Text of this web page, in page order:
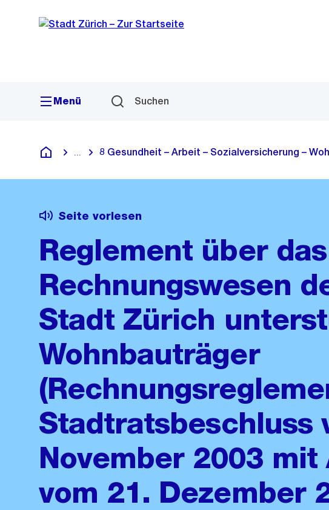
Navigation
Sprunglink
Menü Suchen
Deutsch
Blende alle Breadcrumbs ein
8 Gesundheit – Arbeit – Sozialversicherung –
Seite vorlesen
Reglement über das
Rechnungswesen
Stadt Zürich
Wohnbauträger
Stadtratsbeschluss
November 2003 mit
vom 21. Dezember